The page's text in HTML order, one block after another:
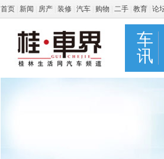
首页 新闻 房产 装修 汽车 购物 二手 教育 论
车
讯